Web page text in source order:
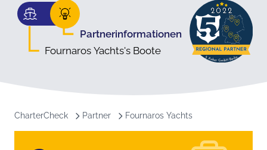
Partnerinformationen
Fournaros Yachts's Boote
CharterCheck Partner Fournaros Yachts